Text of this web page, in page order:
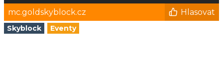
mc.goldskyblock.cz
Hlasovat
Skyblock Eventy